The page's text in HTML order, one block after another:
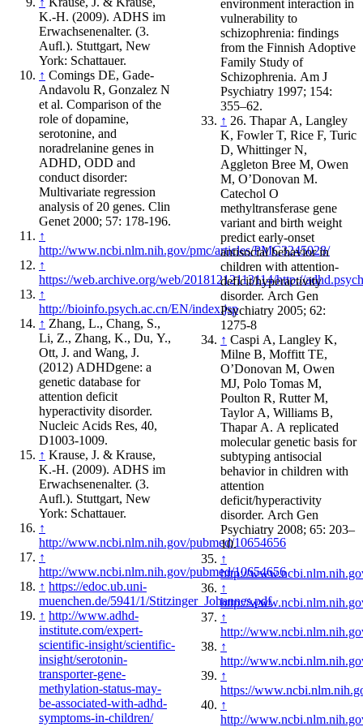
K.-H. (2009). ADHS im
Erwachsenenalter. (3.
Aufl.). Stuttgart, New
York: Schattauer.
↑ Comings DE, Gade-
Andavolu R, Gonzalez N
et al. Comparison of the
role of dopamine,
serotonine, and
noradrelanine genes in
ADHD, ODD and
conduct disorder:
Multivariate regression
analysis of 20 genes. Clin
Genet 2000; 57: 178-196.
↑
http://www.ncbi.nlm.nih.gov/pmc/articles/PMC3245028/
↑
https://web.archive.org/web/20181212113114/http://
↑
http://bioinfo.psych.ac.cn/EN/index.jsp
↑ Zhang, L., Chang, S.,
Li, Z., Zhang, K., Du, Y.,
Ott, J. and Wang, J.
(2012) ADHDgene: a
genetic database for
attention deficit
hyperactivity disorder.
Nucleic Acids Res, 40,
D1003-1009.
↑ Krause, J. & Krause,
K.-H. (2009). ADHS im
Erwachsenenalter. (3.
Aufl.). Stuttgart, New
York: Schattauer.
↑
http://www.ncbi.nlm.nih.gov/pubmed/10654656
↑
http://www.ncbi.nlm.nih.gov/pubmed/10654656
↑ https://edoc.ub.uni-
muenchen.de/5941/1/Stitzinger_Johannes.pdf
↑ http://www.adhd-
institute.com/expert-
scientific-insight/scientific-
insight/serotonin-
transporter-gene-
methylation-status-may-
be-associated-with-adhd-
symptoms-in-children/
environment interaction in
vulnerability to
schizophrenia: findings
from the Finnish Adoptive
Family Study of
Schizophrenia. Am J
Psychiatry 1997; 154:
355–62.
↑ 26. Thapar A, Langley
K, Fowler T, Rice F, Turic
D, Whittinger N,
Aggleton Bree M, Owen
M, O’Donovan M.
Catechol O
methyltransferase gene
variant and birth weight
predict early-onset
antisocial behavior in
children with attention-
deficit/hyperactivity
disorder. Arch Gen
Psychiatry 2005; 62:
1275-8
↑ Caspi A, Langley K,
Milne B, Moffitt TE,
O’Donovan M, Owen
MJ, Polo Tomas M,
Poulton R, Rutter M,
Taylor A, Williams B,
Thapar A. A replicated
molecular genetic basis for
subtyping antisocial
behavior in children with
attention
deficit/hyperactivity
disorder. Arch Gen
Psychiatry 2008; 65: 203–
10.
↑
http://
↑
http://
↑
http://
↑
http://
↑
https://
↑
http://